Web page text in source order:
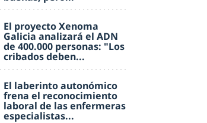
El proyecto Xenoma
Galicia analizará el ADN
de 400.000 personas: "Los
cribados deben...
El laberinto autonómico
frena el reconocimiento
laboral de las enfermeras
especialistas...